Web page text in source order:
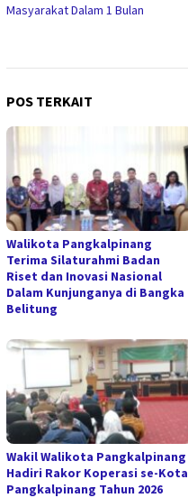
Masyarakat Dalam 1 Bulan
POS TERKAIT
Walikota Pangkalpinang
Terima Silaturahmi Badan
Riset dan Inovasi Nasional
Dalam Kunjunganya di Bangka
Belitung
Wakil Walikota Pangkalpinang
Hadiri Rakor Koperasi se-Kota
Pangkalpinang Tahun 2026